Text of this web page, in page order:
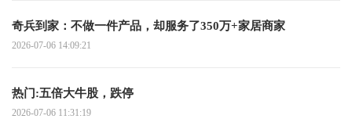
奇兵到家：不做一件产品，却服务了350万+家居商家
2026-07-06 14:09:21
热门:五倍大牛股，跌停
2026-07-06 11:31:19